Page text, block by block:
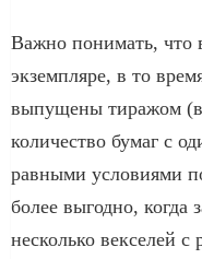
Важно понимать, что
экземпляре, в то
выпущены тиражом
количество бумаг с
равными условиями
более выгодно, когда
несколько векселей